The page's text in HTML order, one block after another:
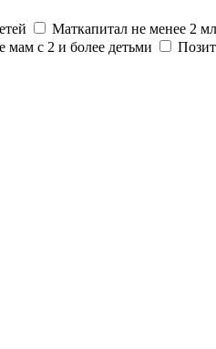
Маткапитал не менее 2
мам с 2 и более детьми